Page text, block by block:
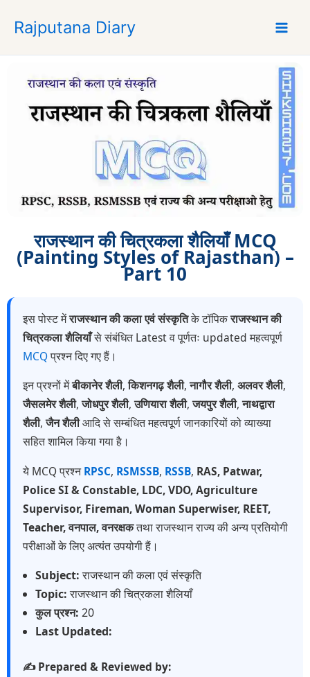
p
Rajputana Diary
राजस्थान की चित्रकला शैलियाँ MCQ
(Painting Styles of Rajasthan) –
Part 10
इस पोस्ट मेंराजस्थान की कला एवं संस्कृतिके टॉपिकराजस्थान की
चित्रकला शैलियाँसे संबंधित Latest व पूर्णतः updated महत्वपूर्ण
MCQप्रश्न दिए गए हैं।
इन प्रश्नों मेंबीकानेर शैली,किशनगढ़ शैली,नागौर शैली, अलवर शैली,
जैसलमेर शैली,जोधपुर शैली,उणियारा शैली,जयपुर शैली,नाथद्वारा
शैली,जैन शैलीआदि से सम्बंधित महत्वपूर्ण जानकारियों को व्याख्या
सहित शामिल किया गया है।
ये MCQ प्रश्नRPSC, RSMSSB, RSSB, RAS, Patwar,
Police SI & Constable, LDC, VDO, Agriculture
Supervisor, Fireman, Woman Superwiser, REET,
Teacher, वनपाल, वनरक्षकतथा राजस्थान राज्य की अन्य प्रतियोगी
परीक्षाओं के लिए अत्यंत उपयोगी हैं।
Subject:राजस्थान की कला एवं संस्कृति
Topic:राजस्थान की चित्रकला शैलियाँ
कुल प्रश्न: 20
Last Updated:
✍️ Prepared & Reviewed by: